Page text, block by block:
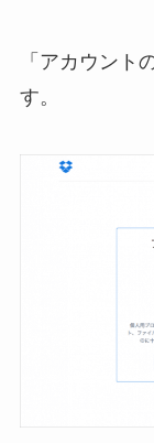
「アカウント
す。